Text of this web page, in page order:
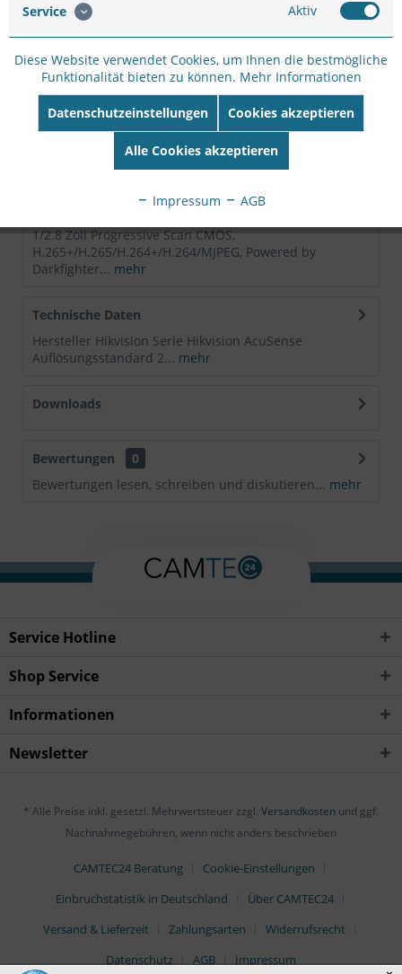
Merken Bewerten
Artikel-Nr.:
BK26C24C2
HIKVISION
DS-2CD2126G2-I(2.8mm)(C)
6931847120184
1/2.8 Zoll Progressive Scan CMOS,
H.265+/H.265/H.264+/H.264/MJPEG, Powered by
Darkfighter... mehr
Technische Daten
Hersteller Hikvision Serie Hikvision AcuSense
Auflösungsstandard 2... mehr
Downloads
Bewertungen
0
Bewertungen lesen, schreiben und diskutieren... mehr
Service Hotline
Shop Service
Informationen
Newsletter
* Alle Preise inkl. gesetzl. Mehrwertsteuer zzgl. Versandkosten und ggf.
Nachnahmegebühren, wenn nicht anders beschrieben
CAMTEC24 Beratung
Cookie-Einstellungen
Einbruchstatistik in Deutschland
Über CAMTEC24
Versand & Lieferzeit
Zahlungsarten
Widerrufsrecht
Datenschutz
AGB Impressum
Service Aktiv
Diese Website verwendet Cookies, um Ihnen die bestmögliche
Funktionalität bieten zu können. Mehr Informationen
Datenschutzeinstellungen Cookies akzeptieren
Alle Cookies akzeptieren
Impressum AGB